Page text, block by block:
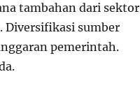
tambahan dari sektor
Diversifikasi sumber
pemerintah.